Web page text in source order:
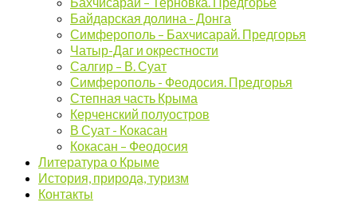
Байдарская долина - Донга
Симферополь – Бахчисарай. Предгорья
Чатыр-Даг и окрестности
Салгир – В. Суат
Симферополь - Феодосия. Предгорья
Степная часть Крыма
Керченский полуостров
В Суат - Кокасан
Кокасан – Феодосия
Литература о Крыме
История, природа, туризм
Контакты